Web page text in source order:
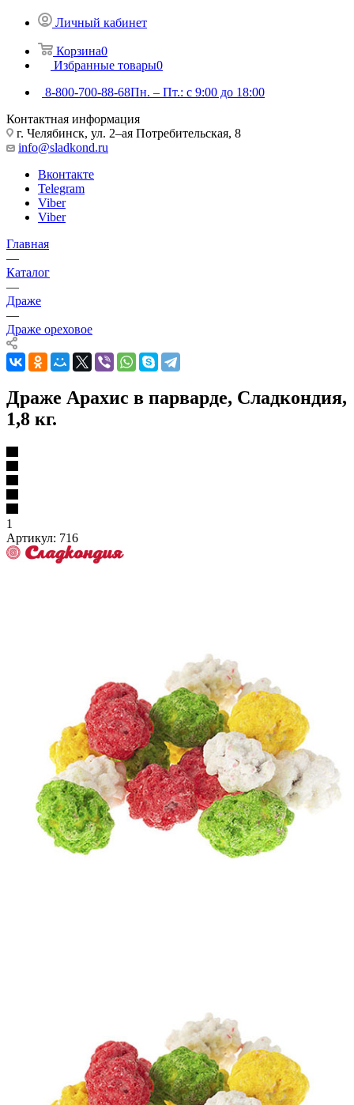
Личный кабинет
Корзина0
Избранные товары0
8-800-700-88-68Пн. – Пт.: с 9:00 до 18:00
Контактная информация
г. Челябинск, ул. 2–ая Потребительская, 8
info@sladkond.ru
Вконтакте
Telegram
Viber
Viber
Главная
—
Каталог
—
Драже
—
Драже ореховое
Драже Арахис в парварде, Сладкондия,
1,8 кг.
1
Артикул: 716